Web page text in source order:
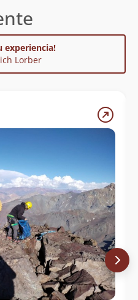
experiencia!
Lorber